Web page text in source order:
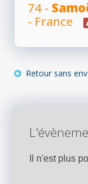
74 -
- France
Retour sans
Il n'est plus